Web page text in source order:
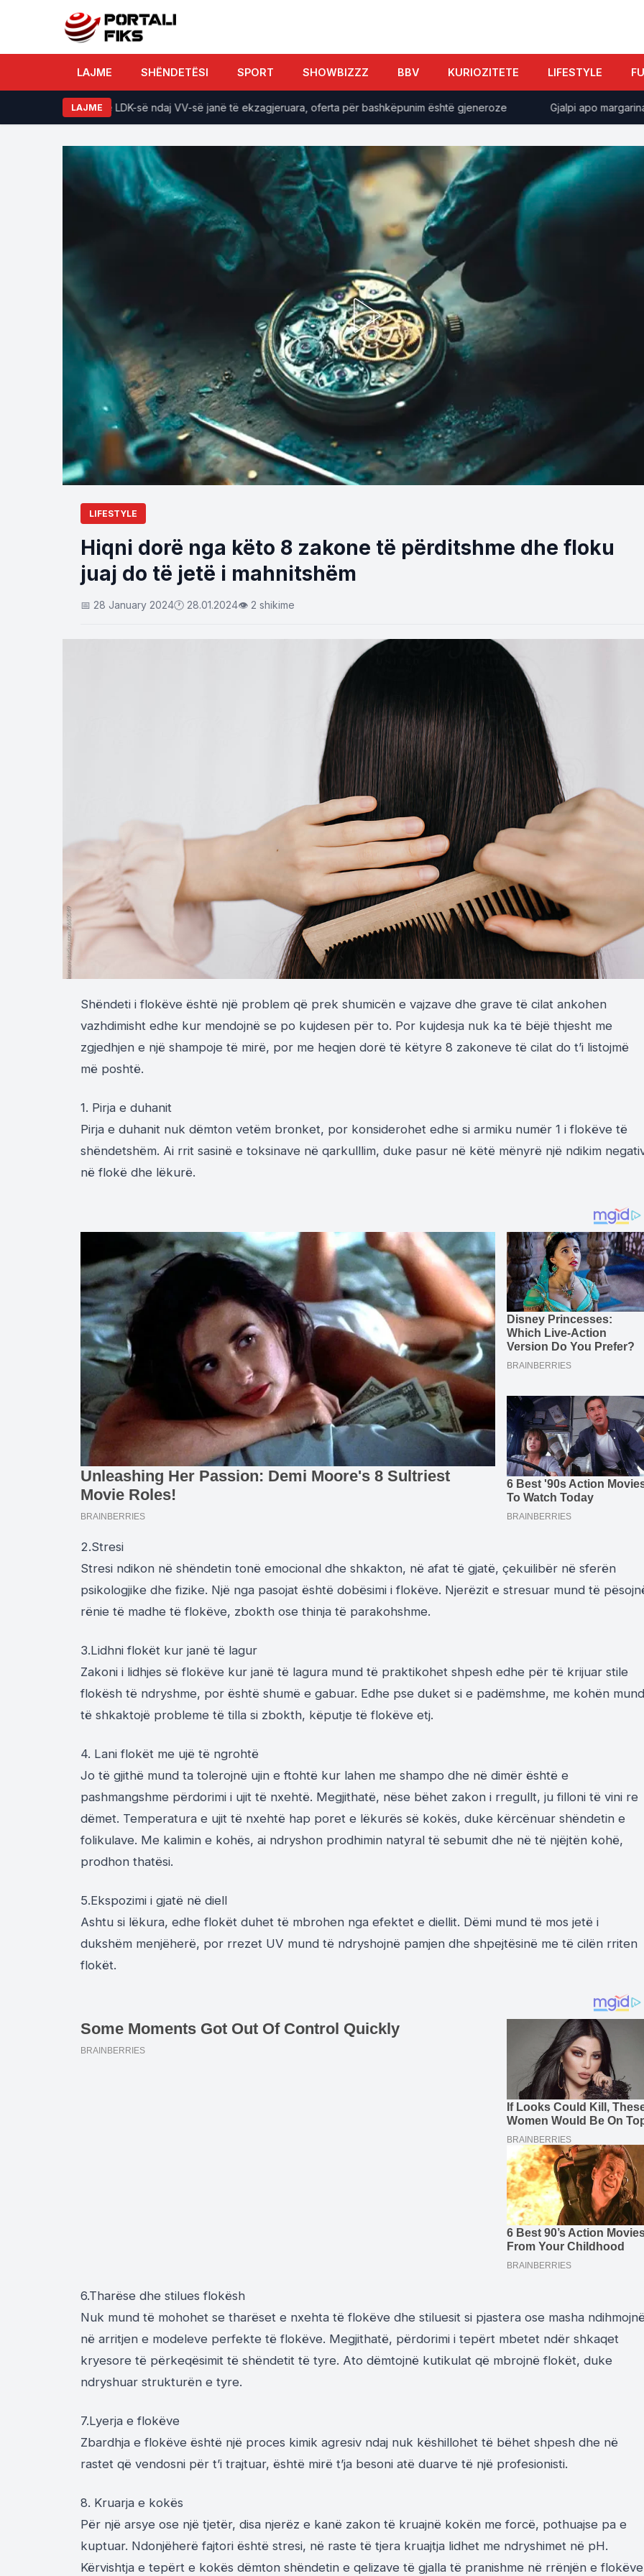
LAJME SHËNDETËSI SPORT SHOWBIZZZ BBV KURIOZITETE LIFESTYLE
LAJME
Kërkesat e LDK-së ndaj VV-së janë të ekzagjeruara, oferta për bashkëpunim është gjeneroze Gjalpi apo margarina?
LIFESTYLE
Hiqni dorë nga këto 8 zakone të përditshme dhe floku
juaj do të jetë i mahnitshëm
📅 28 January 2024🕐 28.01.2024👁 2 shikime
Shëndeti i flokëve është një problem që prek shumicën e vajzave dhe grave të cilat ankohen
vazhdimisht edhe kur mendojnë se po kujdesen për to. Por kujdesja nuk ka të bëjë thjesht me
zgjedhjen e një shampoje të mirë, por me heqjen dorë të këtyre 8 zakoneve të cilat do t’i listojmë
më poshtë.
1. Pirja e duhanit
Pirja e duhanit nuk dëmton vetëm bronket, por konsiderohet edhe si armiku numër 1 i flokëve të
shëndetshëm. Ai rrit sasinë e toksinave në qarkulllim, duke pasur në këtë mënyrë një ndikim
në flokë dhe lëkurë.
2.Stresi
Stresi ndikon në shëndetin tonë emocional dhe shkakton, në afat të gjatë, çekuilibër në sferën
psikologjike dhe fizike. Një nga pasojat është dobësimi i flokëve. Njerëzit e stresuar mund të
rënie të madhe të flokëve, zbokth ose thinja të parakohshme.
3.Lidhni flokët kur janë të lagur
Zakoni i lidhjes së flokëve kur janë të lagura mund të praktikohet shpesh edhe për të krijuar stile
flokësh të ndryshme, por është shumë e gabuar. Edhe pse duket si e padëmshme, me kohën mund
të shkaktojë probleme të tilla si zbokth, këputje të flokëve etj.
4. Lani flokët me ujë të ngrohtë
Jo të gjithë mund ta tolerojnë ujin e ftohtë kur lahen me shampo dhe në dimër është e
pashmangshme përdorimi i ujit të nxehtë. Megjithatë, nëse bëhet zakon i rregullt, ju filloni të vini re
dëmet. Temperatura e ujit të nxehtë hap poret e lëkurës së kokës, duke kërcënuar shëndetin e
folikulave. Me kalimin e kohës, ai ndryshon prodhimin natyral të sebumit dhe në të njëjtën kohë,
prodhon thatësi.
5.Ekspozimi i gjatë në diell
Ashtu si lëkura, edhe flokët duhet të mbrohen nga efektet e diellit. Dëmi mund të mos jetë i
dukshëm menjëherë, por rrezet UV mund të ndryshojnë pamjen dhe shpejtësinë me të cilën rriten
flokët.
6.Tharëse dhe stilues flokësh
Nuk mund të mohohet se tharëset e nxehta të flokëve dhe stiluesit si pjastera ose masha
në arritjen e modeleve perfekte të flokëve. Megjithatë, përdorimi i tepërt mbetet ndër shkaqet
kryesore të përkeqësimit të shëndetit të tyre. Ato dëmtojnë kutikulat që mbrojnë flokët, duke
ndryshuar strukturën e tyre.
7.Lyerja e flokëve
Zbardhja e flokëve është një proces kimik agresiv ndaj nuk këshillohet të bëhet shpesh dhe në
rastet që vendosni për t’i trajtuar, është mirë t’ja besoni atë duarve të një profesionisti.
8. Kruarja e kokës
Për një arsye ose një tjetër, disa njerëz e kanë zakon të kruajnë kokën me forcë, pothuajse pa e
kuptuar. Ndonjëherë fajtori është stresi, në raste të tjera kruajtja lidhet me ndryshimet në pH.
Kërvishtja e tepërt e kokës dëmton shëndetin e qelizave të gjalla të pranishme në rrënjën e